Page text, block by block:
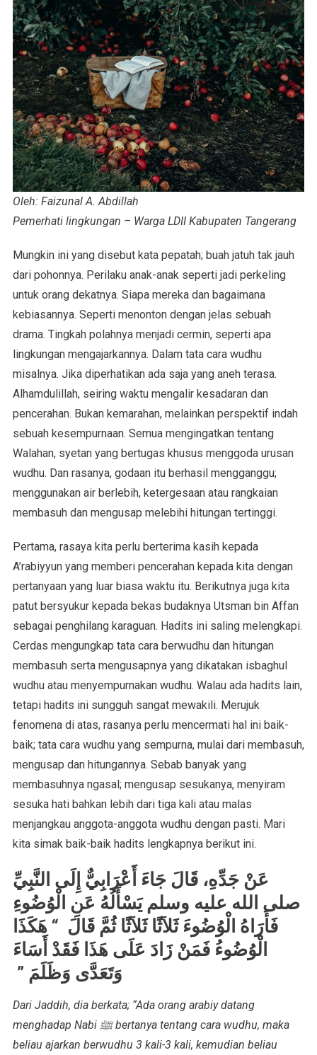
Oleh: Faizunal A. Abdillah
Pemerhati lingkungan – Warga LDII Kabupaten Tangerang
Mungkin ini yang disebut kata pepatah; buah jatuh tak jauh
dari pohonnya. Perilaku anak-anak seperti jadi perkeling
untuk orang dekatnya. Siapa mereka dan bagaimana
kebiasannya. Seperti menonton dengan jelas sebuah
drama. Tingkah polahnya menjadi cermin, seperti apa
lingkungan mengajarkannya. Dalam tata cara wudhu
misalnya. Jika diperhatikan ada saja yang aneh terasa.
Alhamdulillah, seiring waktu mengalir kesadaran dan
pencerahan. Bukan kemarahan, melainkan perspektif indah
sebuah kesempurnaan. Semua mengingatkan tentang
Walahan, syetan yang bertugas khusus menggoda urusan
wudhu. Dan rasanya, godaan itu berhasil mengganggu;
menggunakan air berlebih, ketergesaan atau rangkaian
membasuh dan mengusap melebihi hitungan tertinggi.
Pertama, rasaya kita perlu berterima kasih kepada
A’rabiyyun yang memberi pencerahan kepada kita dengan
pertanyaan yang luar biasa waktu itu. Berikutnya juga kita
patut bersyukur kepada bekas budaknya Utsman bin Affan
sebagai penghilang karaguan. Hadits ini saling melengkapi.
Cerdas mengungkap tata cara berwudhu dan hitungan
membasuh serta mengusapnya yang dikatakan isbaghul
wudhu atau menyempurnakan wudhu. Walau ada hadits lain,
tetapi hadits ini sungguh sangat mewakili. Merujuk
fenomena di atas, rasanya perlu mencermati hal ini baik-
baik; tata cara wudhu yang sempurna, mulai dari membasuh,
mengusap dan hitungannya. Sebab banyak yang
membasuhnya ngasal; mengusap sesukanya, menyiram
sesuka hati bahkan lebih dari tiga kali atau malas
menjangkau anggota-anggota wudhu dengan pasti. Mari
kita simak baik-baik hadits lengkapnya berikut ini.
عَنْ جَدِّهِ، قَالَ جَاءَ أَعْرَابِيٌّ إِلَى النَّبِيِّ
صلى الله عليه وسلم يَسْأَلُهُ عَنِ الْوُضُوءِ
فَأَرَاهُ الْوُضُوءَ ثَلاَثًا ثَلاَثًا ثُمَّ قَالَ ‏ “‏ هَكَذَا
الْوُضُوءُ فَمَنْ زَادَ عَلَى هَذَا فَقَدْ أَسَاءَ
وَتَعَدَّى وَظَلَمَ ‏”‏ ‏
Dari Jaddih, dia berkata; “Ada orang arabiy datang
menghadap Nabi ﷺ bertanya tentang cara wudhu, maka
beliau ajarkan berwudhu 3 kali-3 kali, kemudian beliau